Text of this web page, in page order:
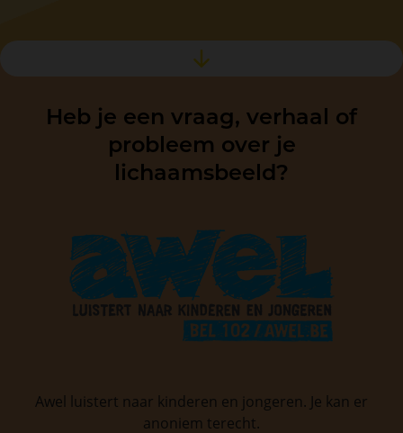
Heb je een vraag, verhaal of
probleem over je
lichaamsbeeld?
Awel luistert naar kinderen en jongeren. Je kan er
anoniem terecht.